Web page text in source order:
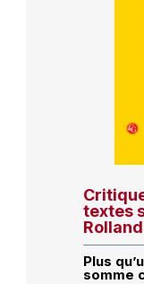
textes
Plus
somme